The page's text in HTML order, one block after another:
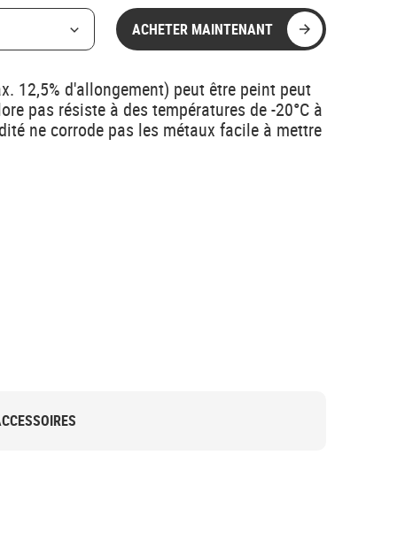
ACHETER MAINTENANT
12,5% d'allongement) peut être peint peut
pas résiste à des températures de -20°C à
ne corrode pas les métaux facile à mettre